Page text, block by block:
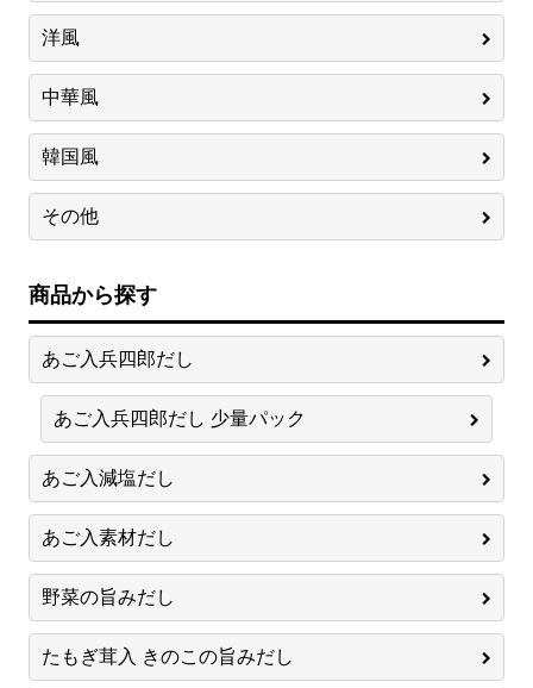
洋風
中華風
韓国風
その他
商品から探す
あご入兵四郎だし
あご入兵四郎だし 少量パック
あご入減塩だし
あご入素材だし
野菜の旨みだし
たもぎ茸入 きのこの旨みだし